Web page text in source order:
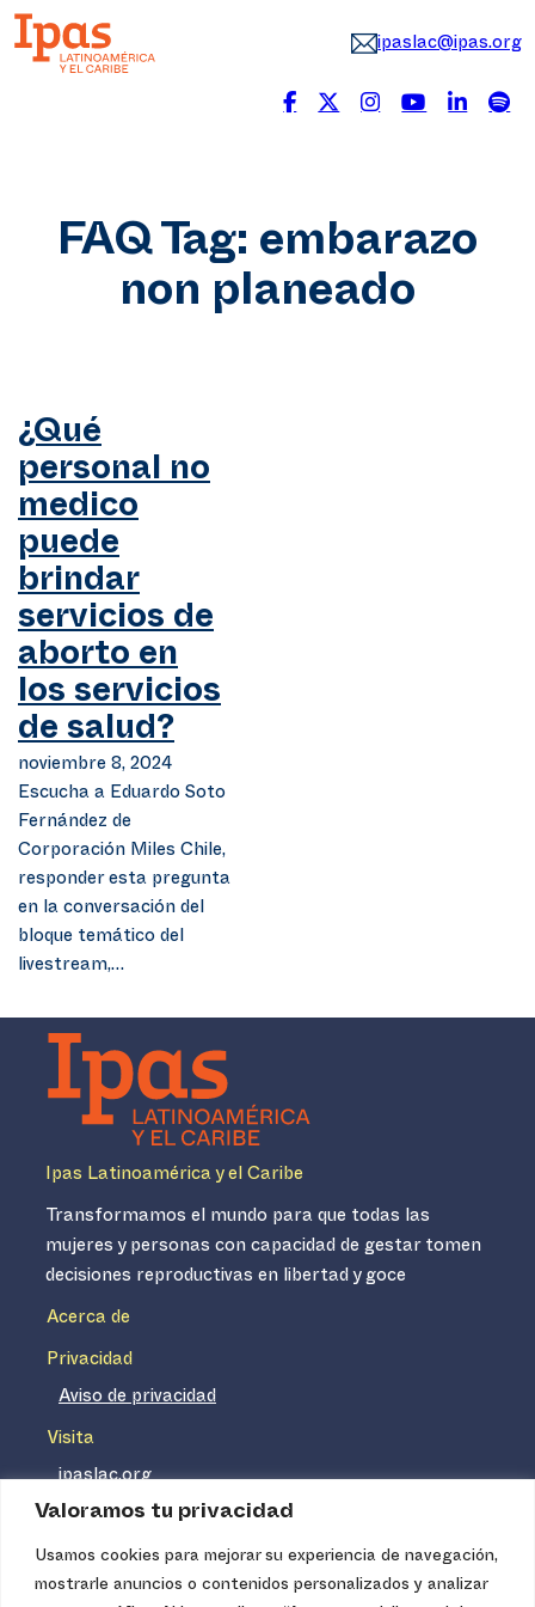
Valoramos tu privacidad
Usamos cookies para mejorar su experiencia de navegación,
mostrarle anuncios o contenidos personalizados y analizar
ipaslac@ipas.org
FAQ Tag: embarazo
non planeado
¿Qué
personal no
medico
puede
brindar
servicios de
aborto en
los servicios
de salud?
noviembre 8, 2024
Escucha a Eduardo Soto
Fernández de
Corporación Miles Chile,
responder esta pregunta
en la conversación del
bloque temático del
livestream,…
Ipas Latinoamérica y el Caribe
Transformamos el mundo para que todas las
mujeres y personas con capacidad de gestar tomen
decisiones reproductivas en libertad y goce
Acerca de
Privacidad
Aviso de privacidad
Visita
ipaslac.org
ipasmexico.org
Ipas no es un distribuidor de insumos médicos. Nuestros